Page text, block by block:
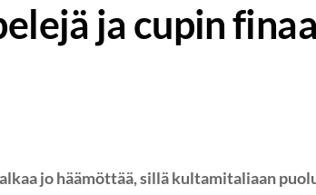
ja cupin
jo häämöttää, sillä kultamitaliaan